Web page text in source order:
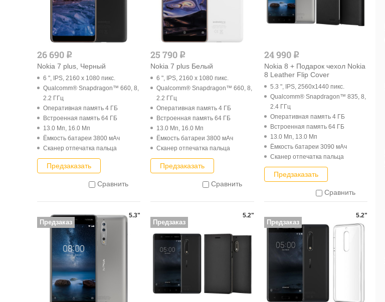
26 690 q
Nokia 7 plus, Черный
6 ", IPS, 2160 x 1080 пикс.
Qualcomm® Snapdragon™ 660, 8,
2.2 ГГц
Оперативная память 4 ГБ
Встроенная память 64 ГБ
13.0 Мп, 16.0 Мп
Ёмкость батареи 3800 мАч
Cканер отпечатка пальца
Предзаказать
Сравнить
25 790 q
Nokia 7 plus Белый
6 ", IPS, 2160 x 1080 пикс.
Qualcomm® Snapdragon™ 660, 8,
2.2 ГГц
Оперативная память 4 ГБ
Встроенная память 64 ГБ
13.0 Мп, 16.0 Мп
Ёмкость батареи 3800 мАч
Cканер отпечатка пальца
Предзаказать
Сравнить
24 990 q
Nokia 8 + Подарок чехол Nokia
8 Leather Flip Cover
5.3 ", IPS, 2560x1440 пикс.
Qualcomm® Snapdragon™ 835, 8,
2.4 ГГц
Оперативная память 4 ГБ
Встроенная память 64 ГБ
13.0 Мп, 13.0 Мп
Ёмкость батареи 3090 мАч
Cканер отпечатка пальца
Предзаказать
Сравнить
5.3"
Предзаказ
5.2"
Предзаказ
5.2"
Предзаказ